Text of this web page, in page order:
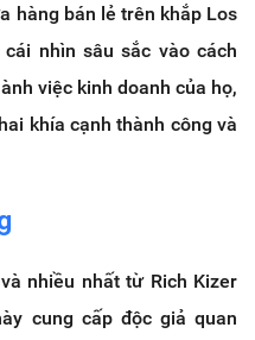
hàng bán lẻ trên khắp Los
nhìn sâu sắc vào cách
việc kinh doanh của họ,
khía cạnhthành công và
nhiều nhất từ Rich Kizer
cung cấp độc giả quan